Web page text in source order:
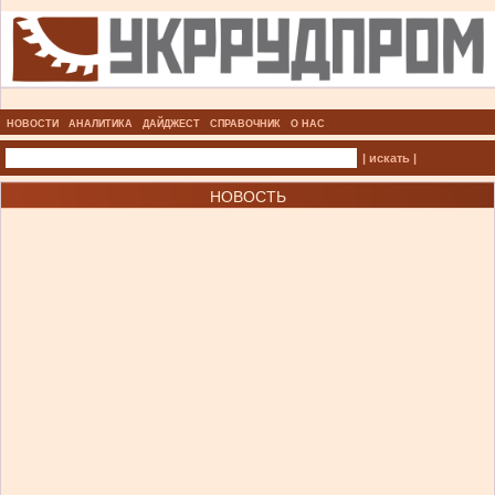
НОВОСТИ АНАЛИТИКА ДАЙДЖЕСТ СПРАВОЧНИК О НАС
| искать |
НОВОСТЬ